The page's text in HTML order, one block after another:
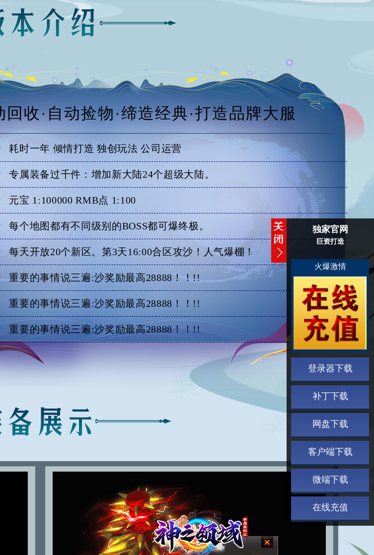
回收·自动捡物·缔造经典·打造品牌大服
耗时一年 倾情打造 独创玩法 公司运营
专属装备过千件：增加新大陆24个超级大陆。
元宝 1:100000 RMB点 1:100
每个地图都有不同级别的BOSS都可爆终极。
每天开放20个新区。第3天16:00合区攻沙！人气爆棚！
重要的事情说三遍:沙奖励最高28888！！!!
重要的事情说三遍:沙奖励最高28888！！!!
重要的事情说三遍:沙奖励最高28888！！!!
独家官网
巨资打造
火爆激情
登录器下载
补丁下载
网盘下载
客户端下载
微端下载
在线充值